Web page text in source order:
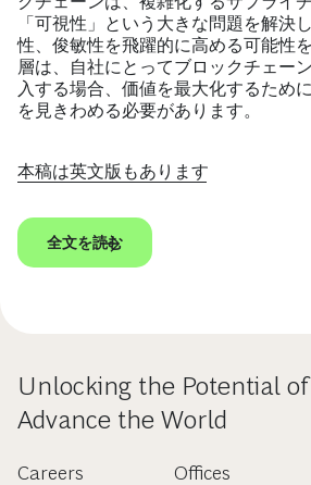
「可視性」という大きな問題を解決
性、俊敏性を飛躍的に高める可能性
層は、自社にとってブロックチェー
入する場合、価値を最大化するため
を見きわめる必要があります。
本稿は英文版もあります
全文を読む
Unlocking the Potential
Advance the World
Careers
Offices